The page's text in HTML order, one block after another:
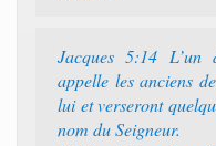
Jacques 5:14 L’un
appelle les anciens
lui et verseront
nom du Seigneur.